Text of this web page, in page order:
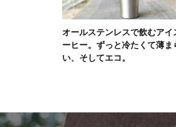
オールステンレスで飲むアイ
ーヒー。ずっと冷たくて薄ま
い、そしてエコ。